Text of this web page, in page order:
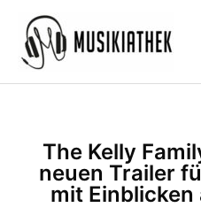
Inhalt
springen
The Kelly
neuen Trailer
mit